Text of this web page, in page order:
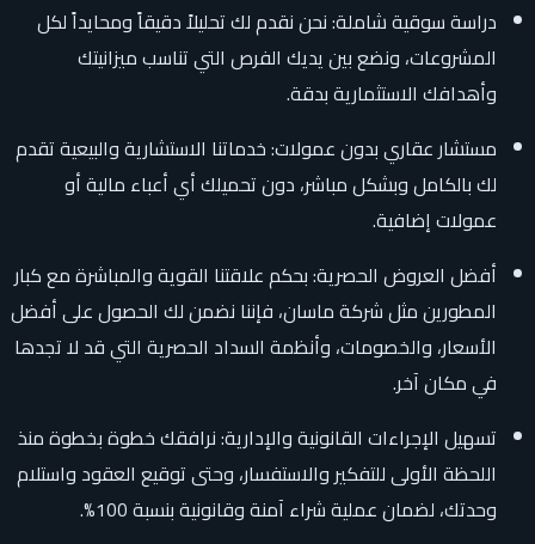
دراسة سوقية شاملة: نحن نقدم لك تحليلاً دقيقاً ومحايداً لكل
المشروعات، ونضع بين يديك الفرص التي تناسب ميزانيتك
وأهدافك الاستثمارية بدقة.
مستشار عقاري بدون عمولات: خدماتنا الاستشارية والبيعية تقدم
لك بالكامل وبشكل مباشر، دون تحميلك أي أعباء مالية أو
عمولات إضافية.
أفضل العروض الحصرية: بحكم علاقتنا القوية والمباشرة مع كبار
المطورين مثل شركة ماسان، فإننا نضمن لك الحصول على أفضل
الأسعار، والخصومات، وأنظمة السداد الحصرية التي قد لا تجدها
في مكان آخر.
تسهيل الإجراءات القانونية والإدارية: نرافقك خطوة بخطوة منذ
اللحظة الأولى للتفكير والاستفسار، وحتى توقيع العقود واستلام
وحدتك، لضمان عملية شراء آمنة وقانونية بنسبة 100%.